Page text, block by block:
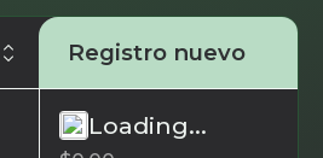
Registro nuevo
Loading...